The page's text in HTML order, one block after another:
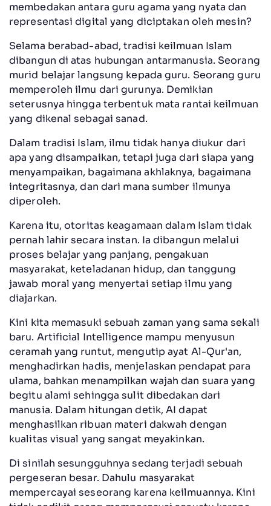
membedakan antara guru agama yang nyata dan
representasi digital yang diciptakan oleh mesin?
Selama berabad-abad, tradisi keilmuan Islam
dibangun di atas hubungan antarmanusia. Seorang
murid belajar langsung kepada guru. Seorang guru
memperoleh ilmu dari gurunya. Demikian
seterusnya hingga terbentuk mata rantai keilmuan
yang dikenal sebagai sanad.
Dalam tradisi Islam, ilmu tidak hanya diukur dari
apa yang disampaikan, tetapi juga dari siapa yang
menyampaikan, bagaimana akhlaknya, bagaimana
integritasnya, dan dari mana sumber ilmunya
diperoleh.
Karena itu, otoritas keagamaan dalam Islam tidak
pernah lahir secara instan. Ia dibangun melalui
proses belajar yang panjang, pengakuan
masyarakat, keteladanan hidup, dan tanggung
jawab moral yang menyertai setiap ilmu yang
diajarkan.
Kini kita memasuki sebuah zaman yang sama sekali
baru. Artificial Intelligence mampu menyusun
ceramah yang runtut, mengutip ayat Al-Qur'an,
menghadirkan hadis, menjelaskan pendapat para
ulama, bahkan menampilkan wajah dan suara yang
begitu alami sehingga sulit dibedakan dari
manusia. Dalam hitungan detik, AI dapat
menghasilkan ribuan materi dakwah dengan
kualitas visual yang sangat meyakinkan.
Di sinilah sesungguhnya sedang terjadi sebuah
pergeseran besar. Dahulu masyarakat
mempercayai seseorang karena keilmuannya. Kini